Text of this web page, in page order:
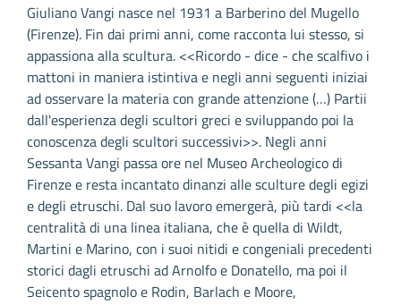
Giuliano Vangi nasce nel 1931 a Barberino del Mugello
(Firenze). Fin dai primi anni, come racconta lui stesso, si
appassiona alla scultura. <<Ricordo - dice - che scalfivo i
mattoni in maniera istintiva e negli anni seguenti iniziai
ad osservare la materia con grande attenzione (…) Partii
dall'esperienza degli scultori greci e sviluppando poi la
conoscenza degli scultori successivi>>. Negli anni
Sessanta Vangi passa ore nel Museo Archeologico di
Firenze e resta incantato dinanzi alle sculture degli egizi
e degli etruschi. Dal suo lavoro emergerà, più tardi <<la
centralità di una linea italiana, che è quella di Wildt,
Martini e Marino, con i suoi nitidi e congeniali precedenti
storici dagli etruschi ad Arnolfo e Donatello, ma poi il
Seicento spagnolo e Rodin, Barlach e Moore,